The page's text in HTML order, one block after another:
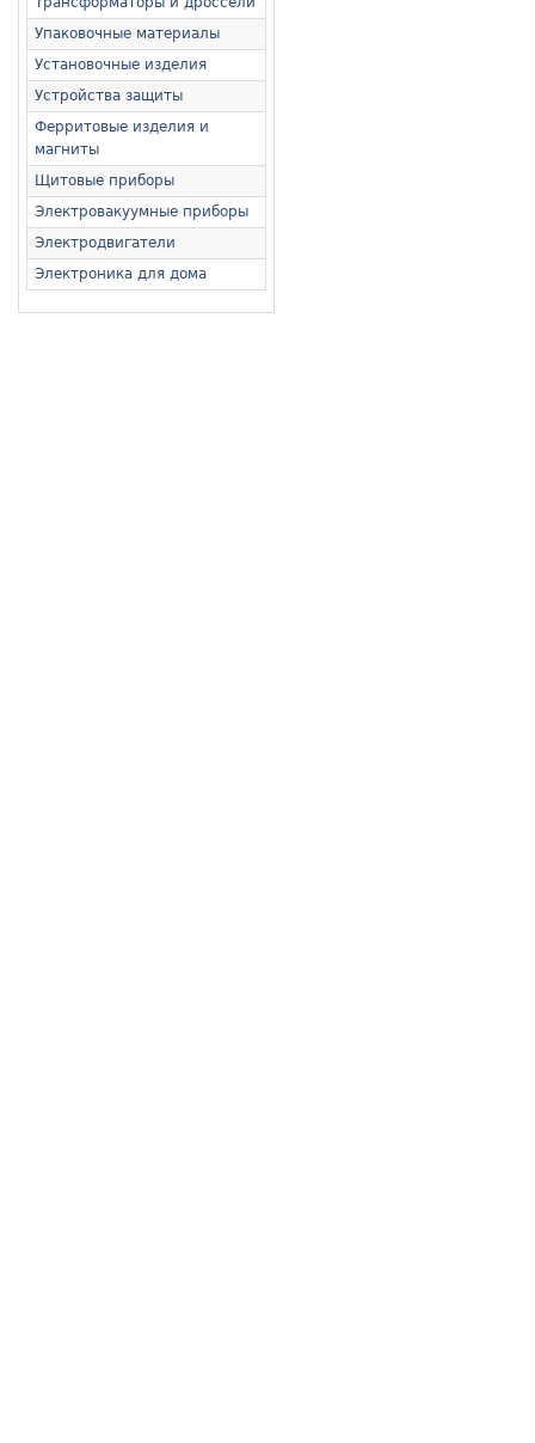
Упаковочные материалы
Установочные изделия
Устройства защиты
Ферритовые изделия и
магниты
Щитовые приборы
Электровакуумные приборы
Электродвигатели
Электроника для дома